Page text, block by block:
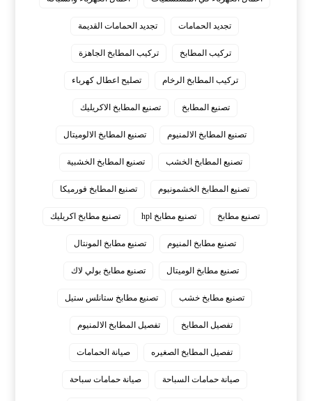
تجديد الحمامات تجديد الحمامات القديمة
تركيب المطابخ تركيب المطابخ الجاهزة
تركيب المطابخ الرخام تصليح اعطال كهرباء
تصنيع المطابخ تصنيع المطابخ الاكريليك
تصنيع المطابخ الالمنيوم تصنيع المطابخ الالوميتال
تصنيع المطابخ الخشب تصنيع المطابخ الخشبية
تصنيع المطابخ الخشمونيوم تصنيع المطابخ فورميكا
تصنيع مطابخ تصنيع مطابخ hpl تصنيع مطابخ اكريليك
تصنيع مطابخ المنيوم تصنيع مطابخ المونتال
تصنيع مطابخ الوميتال تصنيع مطابخ بولي لاك
تصنيع مطابخ خشب تصنيع مطابخ ستانلس ستيل
تفصيل المطابخ تفصيل المطابخ الالمنيوم
تفصيل المطابخ الصغيره صيانة الحمامات
صيانة حمامات السباحة صيانة حمامات سباحة